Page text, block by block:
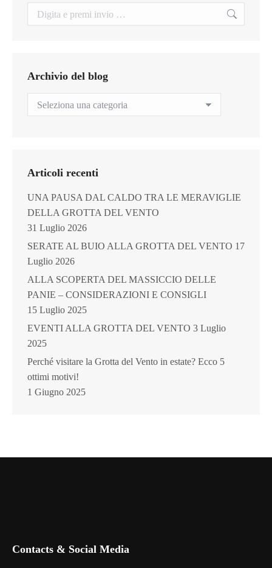
Search:
Archivio del blog
Archivio
del
Articoli recenti
UNA PAUSA DAL CALDO TRA LE MERAVIGLIE
DELLA GROTTA DEL VENTO
31 Luglio 2026
SERATE AL BUIO ALLA GROTTA DEL VENTO 17
Luglio 2026
ALLA SCOPERTA DEL MASSICCIO DELLE
PANIE – CONSIDERAZIONI E CONSIGLI
15 Luglio 2025
EVENTI ALLA GROTTA DEL VENTO 3 Luglio
2025
Perché visitare la Grotta del Vento in estate? Ecco 5
ottimi motivi!
1 Giugno 2025
Contacts & Social Media